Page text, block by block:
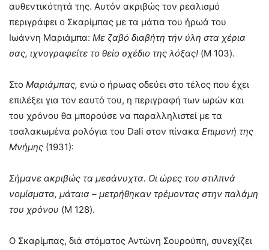
αυθεντικότητά της. Αυτόν ακριβώς τον ρεαλισμό
περιγράφει ο Σκαρίμπας με τα μάτια του ήρωά του
Ιωάννη Μαριάμπα: Με ζαβό διαβήτη τήν ύλη στα χέρια
σας, ιχνογραφείτε το θείο σχέδιο της λόξας! (M 103).
Στο Μαριάμπας, ενώ ο ήρωας οδεύει στο τέλος που έχει
επιλέξει για τον εαυτό του, η περιγραφή των ωρών και
του χρόνου θα μπορούσε να παραλληλιστεί με τα
τσαλακωμένα ρολόγια του Dali στον πίνακα Επιμονή της
Μνήμης (1931):
Σήμανε ακριβώς τα μεσάνυχτα. Οι ώρες του στιλπνά
νομίσματα, μάταια – μετρήθηκαν τρέμοντας στην παλάμη
του χρόνου (M 128).
Ο Σκαρίμπας, διά στόματος Αντώνη Σουρούπη, συνεχίζει